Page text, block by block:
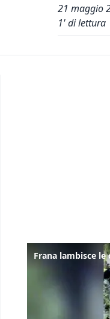
21 maggio
1' di lettura